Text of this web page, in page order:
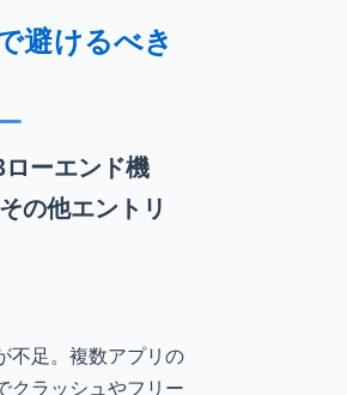
避けるべき
ーエンド機
の他エントリ
不足。複数アプリの
クラッシュやフリー